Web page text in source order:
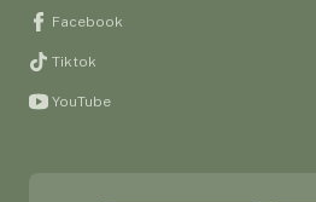
Facebook
Tiktok
YouTube